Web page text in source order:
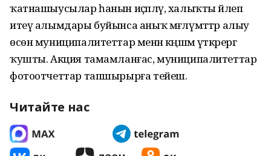
ҡатнашыусылар һанын иҫәпләү, халыҡты йәлеп
итеү алымдары буйынса аныҡ мәғлүмәттәр алыу
өсөн муниципалитеттар менән кәңәшмә үткәрергә
ҡушты. Акция тамамланғас, муниципалитеттар
фотоотчеттар тапшырырға тейеш.
Читайте нас